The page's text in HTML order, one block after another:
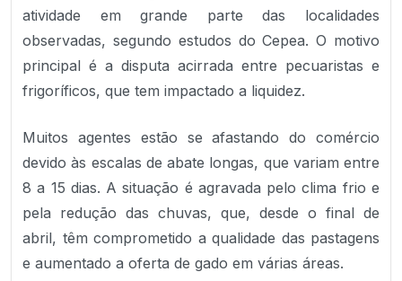
atividade em grande parte das localidades
observadas, segundo estudos do Cepea. O motivo
principal é a disputa acirrada entre pecuaristas e
frigoríficos, que tem impactado a liquidez.
Muitos agentes estão se afastando do comércio
devido às escalas de abate longas, que variam entre
8 a 15 dias. A situação é agravada pelo clima frio e
pela redução das chuvas, que, desde o final de
abril, têm comprometido a qualidade das pastagens
e aumentado a oferta de gado em várias áreas.